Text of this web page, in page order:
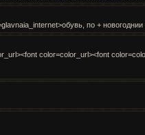
по + новогоднии
color=color_url><font